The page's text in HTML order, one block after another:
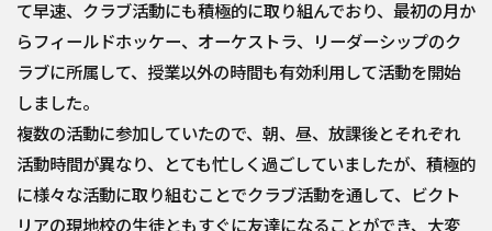
て早速、クラブ活動にも積極的に取り組んでおり、最初の月か
らフィールドホッケー、オーケストラ、リーダーシップのク
ラブに所属して、授業以外の時間も有効利用して活動を開始
しました。
複数の活動に参加していたので、朝、昼、放課後とそれぞれ
活動時間が異なり、とても忙しく過ごしていましたが、積極的
に様々な活動に取り組むことでクラブ活動を通して、ビクト
リアの現地校の生徒ともすぐに友達になることができ、大変